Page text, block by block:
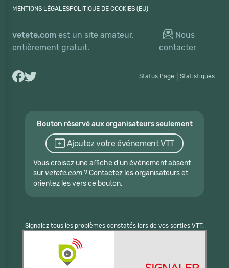
MENTIONS LÉGALESPOLITIQUE DE COOKIES (EU)
vetete.com est un site amateur,
entièrement gratuit.
Nous
contacter
Status Page Statistiques
Bouton réservé aux organisateurs seulement
Ajoutez votre événement VTT
Vous croisez une affiche d'un événement absent
sur vetete.com? Contactez les organisateurs et
orientez les vers ce bouton.
Signalez tous les problèmes constatés lors de vos sorties VTT: